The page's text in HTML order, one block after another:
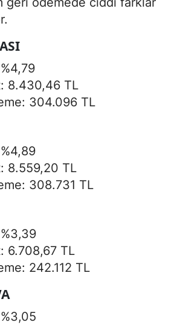
8.430,46 TL
304.096 TL
8.559,20 TL
308.731 TL
6.708,67 TL
242.112 TL